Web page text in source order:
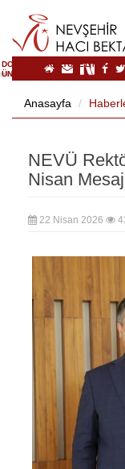
DOĞAL VE KÜLTÜREL MİRAS
ÜNİVERSİTESİ
Anasayfa
NEVÜ
Nisan
22 Nisan 2026